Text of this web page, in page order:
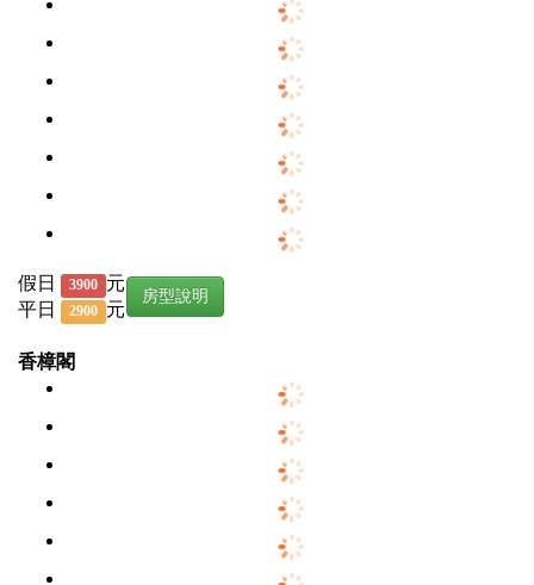
假日 3900 元
平日
2900 元
房型說明
香樟閣